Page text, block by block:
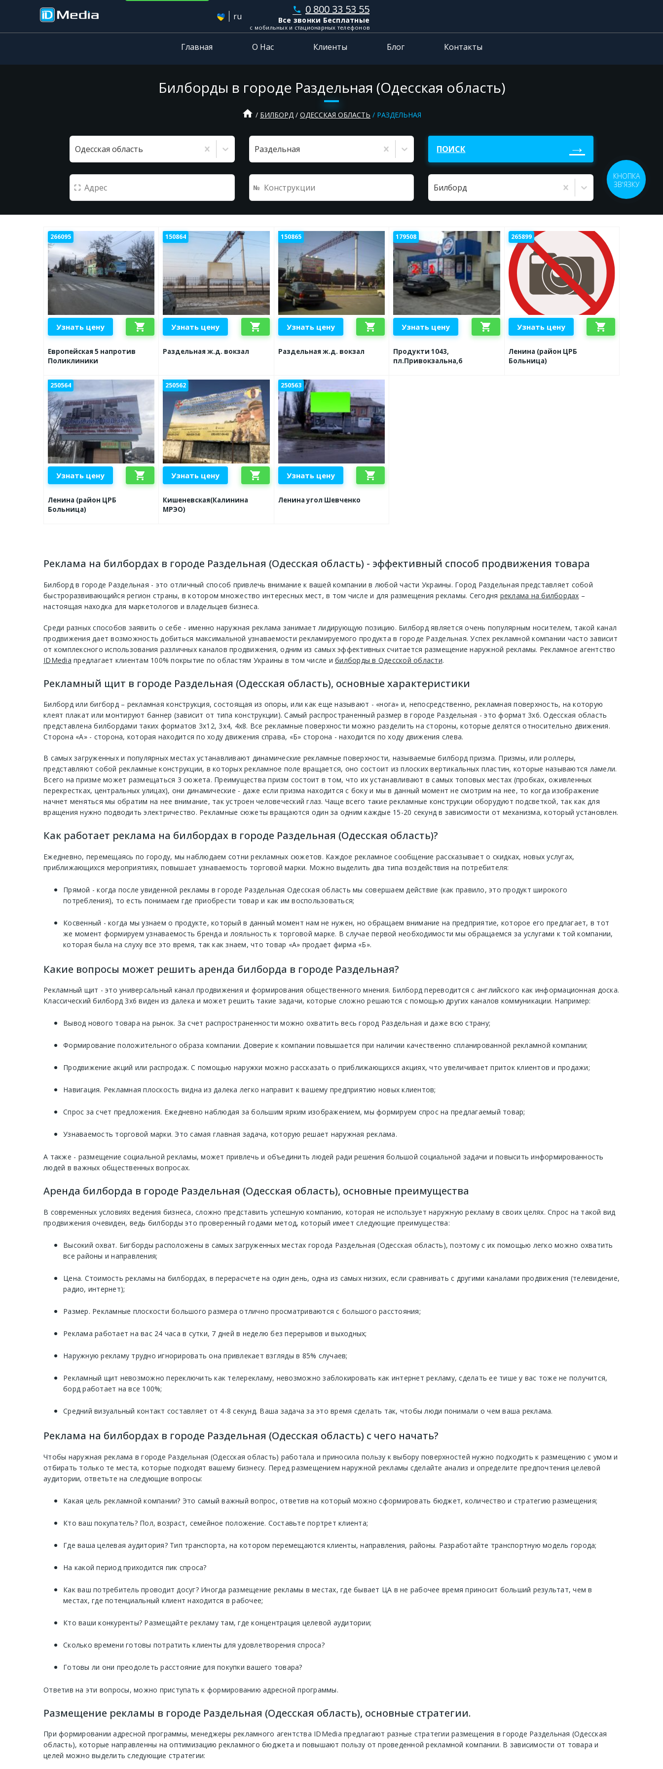
ru
phone 0 800 33 53 55
Все звонки Бесплатные
с мобильных и стационарных телефонов
Главная О Нас Клиенты Блог Контакты
Билборды в городе Раздельная (Одесская область)
home БИЛБОРД ОДЕССКАЯ ОБЛАСТЬ РАЗДЕЛЬНАЯ
Одесская область Раздельная
Билборд
ПОИСК
266095
Узнать цену shopping_cart
Европейская 5 напротив
Поликлиники
150864
Узнать цену shopping_cart
Раздельная ж.д. вокзал
150865
Узнать цену shopping_cart
Раздельная ж.д. вокзал
179508
Узнать цену shopping_cart
Продукти 1043,
пл.Привокзальна,6
265899
Узнать цену shopping_cart
Ленина (район ЦРБ
Больница)
250564
Узнать цену shopping_cart
Ленина (район ЦРБ
Больница)
250562
Узнать цену shopping_cart
Кишеневская(Калинина
МРЭО)
250563
Узнать цену shopping_cart
Ленина угол Шевченко
Реклама на билбордах в городе Раздельная (Одесская область) - эффективный способ продвижения товара
Билборд в городе Раздельная - это отличный способ привлечь внимание к вашей компании в любой части Украины. Город Раздельная представляет собой
быстроразвивающийся регион страны, в котором множество интересных мест, в том числе и для размещения рекламы. Сегодня реклама на билбордах –
настоящая находка для маркетологов и владельцев бизнеса.
Среди разных способов заявить о себе - именно наружная реклама занимает лидирующую позицию. Билборд является очень популярным носителем, такой канал
продвижения дает возможность добиться максимальной узнаваемости рекламируемого продукта в городе Раздельная. Успех рекламной компании часто зависит
от комплексного использования различных каналов продвижения, одним из самых эффективных считается размещение наружной рекламы. Рекламное агентство
IDMedia предлагает клиентам 100% покрытие по областям Украины в том числе и билборды в Одесской области.
Рекламный щит в городе Раздельная (Одесская область), основные характеристики
Билборд или бигборд – рекламная конструкция, состоящая из опоры, или как еще называют - «нога» и, непосредственно, рекламная поверхность, на которую
клеят плакат или монтируют баннер (зависит от типа конструкции). Самый распространенный размер в городе Раздельная - это формат 3х6. Одесская область
представлена билбордами таких форматов 3х12, 3х4, 4х8. Все рекламные поверхности можно разделить на стороны, которые делятся относительно движения.
Сторона «А» - сторона, которая находится по ходу движения справа, «Б» сторона - находится по ходу движения слева.
В самых загруженных и популярных местах устанавливают динамические рекламные поверхности, называемые билборд призма. Призмы, или роллеры,
представляют собой рекламные конструкции, в которых рекламное поле вращается, оно состоит из плоских вертикальных пластин, которые называются ламели.
Всего на призме может размещаться 3 сюжета. Преимущества призм состоит в том, что их устанавливают в самых топовых местах (пробках, оживленных
перекрестках, центральных улицах), они динамические - даже если призма находится с боку и мы в данный момент не смотрим на нее, то когда изображение
начнет меняться мы обратим на нее внимание, так устроен человеческий глаз. Чаще всего такие рекламные конструкции оборудуют подсветкой, так как для
вращения нужно подводить электричество. Рекламные сюжеты вращаются один за одним каждые 15-20 секунд в зависимости от механизма, который установлен.
Как работает реклама на билбордах в городе Раздельная (Одесская область)?
Ежедневно, перемещаясь по городу, мы наблюдаем сотни рекламных сюжетов. Каждое рекламное сообщение рассказывает о скидках, новых услугах,
приближающихся мероприятиях, повышает узнаваемость торговой марки. Можно выделить два типа воздействия на потребителя:
Прямой - когда после увиденной рекламы в городе Раздельная Одесская область мы совершаем действие (как правило, это продукт широкого
потребления), то есть понимаем где приобрести товар и как им воспользоваться;
Косвенный - когда мы узнаем о продукте, который в данный момент нам не нужен, но обращаем внимание на предприятие, которое его предлагает, в тот
же момент формируем узнаваемость бренда и лояльность к торговой марке. В случае первой необходимости мы обращаемся за услугами к той компании,
которая была на слуху все это время, так как знаем, что товар «А» продает фирма «Б».
Какие вопросы может решить аренда билборда в городе Раздельная?
Рекламный щит - это универсальный канал продвижения и формирования общественного мнения. Билборд переводится с английского как информационная доска.
Классический билборд 3х6 виден из далека и может решить такие задачи, которые сложно решаются с помощью других каналов коммуникации. Например:
Вывод нового товара на рынок. За счет распространенности можно охватить весь город Раздельная и даже всю страну;
Формирование положительного образа компании. Доверие к компании повышается при наличии качественно спланированной рекламной компании;
Продвижение акций или распродаж. С помощью наружки можно рассказать о приближающихся акциях, что увеличивает приток клиентов и продажи;
Навигация. Рекламная плоскость видна из далека легко направит к вашему предприятию новых клиентов;
Спрос за счет предложения. Ежедневно наблюдая за большим ярким изображением, мы формируем спрос на предлагаемый товар;
Узнаваемость торговой марки. Это самая главная задача, которую решает наружная реклама.
А также - размещение социальной рекламы, может привлечь и объединить людей ради решения большой социальной задачи и повысить информированность
людей в важных общественных вопросах.
Аренда билборда в городе Раздельная (Одесская область), основные преимущества
В современных условиях ведения бизнеса, сложно представить успешную компанию, которая не использует наружную рекламу в своих целях. Спрос на такой вид
продвижения очевиден, ведь билборды это проверенный годами метод, который имеет следующие преимущества:
Высокий охват. Бигборды расположены в самых загруженных местах города Раздельная (Одесская область), поэтому с их помощью легко можно охватить
все районы и направления;
Цена. Стоимость рекламы на билбордах, в перерасчете на один день, одна из самых низких, если сравнивать с другими каналами продвижения (телевидение,
радио, интернет);
Размер. Рекламные плоскости большого размера отлично просматриваются с большого расстояния;
Реклама работает на вас 24 часа в сутки, 7 дней в неделю без перерывов и выходных;
Наружную рекламу трудно игнорировать она привлекает взгляды в 85% случаев;
Рекламный щит невозможно переключить как телерекламу, невозможно заблокировать как интернет рекламу, сделать ее тише у вас тоже не получится,
борд работает на все 100%;
Средний визуальный контакт составляет от 4-8 секунд. Ваша задача за это время сделать так, чтобы люди понимали о чем ваша реклама.
Реклама на билбордах в городе Раздельная (Одесская область) с чего начать?
Чтобы наружная реклама в городе Раздельная (Одесская область) работала и приносила пользу к выбору поверхностей нужно подходить к размещению с умом и
отбирать только те места, которые подходят вашему бизнесу. Перед размещением наружной рекламы сделайте анализ и определите предпочтения целевой
аудитории, ответьте на следующие вопросы:
Какая цель рекламной компании? Это самый важный вопрос, ответив на который можно сформировать бюджет, количество и стратегию размещения;
Кто ваш покупатель? Пол, возраст, семейное положение. Составьте портрет клиента;
Где ваша целевая аудитория? Тип транспорта, на котором перемещаются клиенты, направления, районы. Разработайте транспортную модель города;
На какой период приходится пик спроса?
Как ваш потребитель проводит досуг? Иногда размещение рекламы в местах, где бывает ЦА в не рабочее время приносит больший результат, чем в
местах, где потенциальный клиент находится в рабочее;
Кто ваши конкуренты? Размещайте рекламу там, где концентрация целевой аудитории;
Сколько времени готовы потратить клиенты для удовлетворения спроса?
Готовы ли они преодолеть расстояние для покупки вашего товара?
Ответив на эти вопросы, можно приступать к формированию адресной программы.
Размещение рекламы в городе Раздельная (Одесская область), основные стратегии.
При формировании адресной программы, менеджеры рекламного агентства IDMedia предлагают разные стратегии размещения в городе Раздельная (Одесская
область), которые направленны на оптимизацию рекламного бюджета и повышают пользу от проведенной рекламной компании. В зависимости от товара и
целей можно выделить следующие стратегии:
КНОПКА
ЗВ'ЯЗКУ